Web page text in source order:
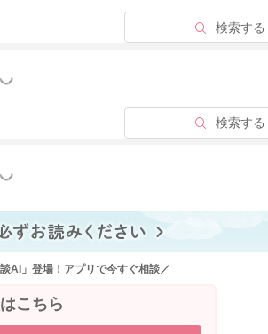
検索する
見る
検索する
見る
AI」登場！アプリで今すぐ相談／
こちら